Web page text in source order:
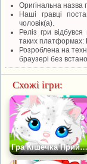
Оригінальна
Наші гравці
чоловік(а).
Реліз гри
таких платформах:
Розроблена на
браузері без
Схожі ігри:
Гра Кішечка